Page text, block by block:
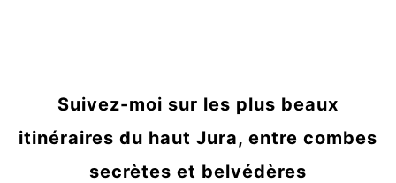
Suivez-moi sur les plus beaux
itinéraires du haut Jura, entre combes
secrètes et belvédères